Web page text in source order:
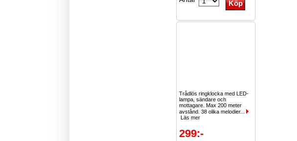
Trådlös ringklocka med LED-
lampa, sändare och
mottagare. Max 200 meter
avstånd. 38 olika melodier...
Läs mer
299:-